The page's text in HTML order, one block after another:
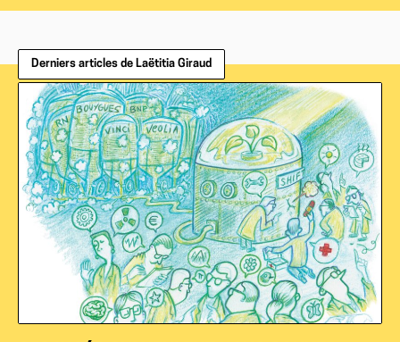
Derniers articles de Laëtitia Giraud